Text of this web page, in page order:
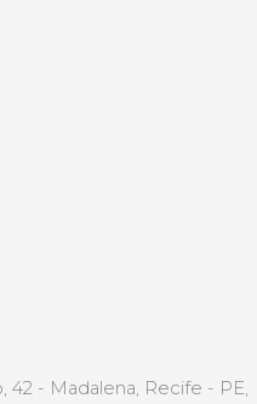
- Madalena, Recife - PE,